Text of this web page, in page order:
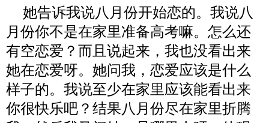
她告诉我说八月份开始恋的。我说八
月份你不是在家里准备高考嘛。怎么还
有空恋爱？而且说起来，我也没看出来
她在恋爱呀。她问我，恋爱应该是什么
样子的。我说至少在家里应该能看出来
你很快乐吧？结果八月份尽在家里折腾